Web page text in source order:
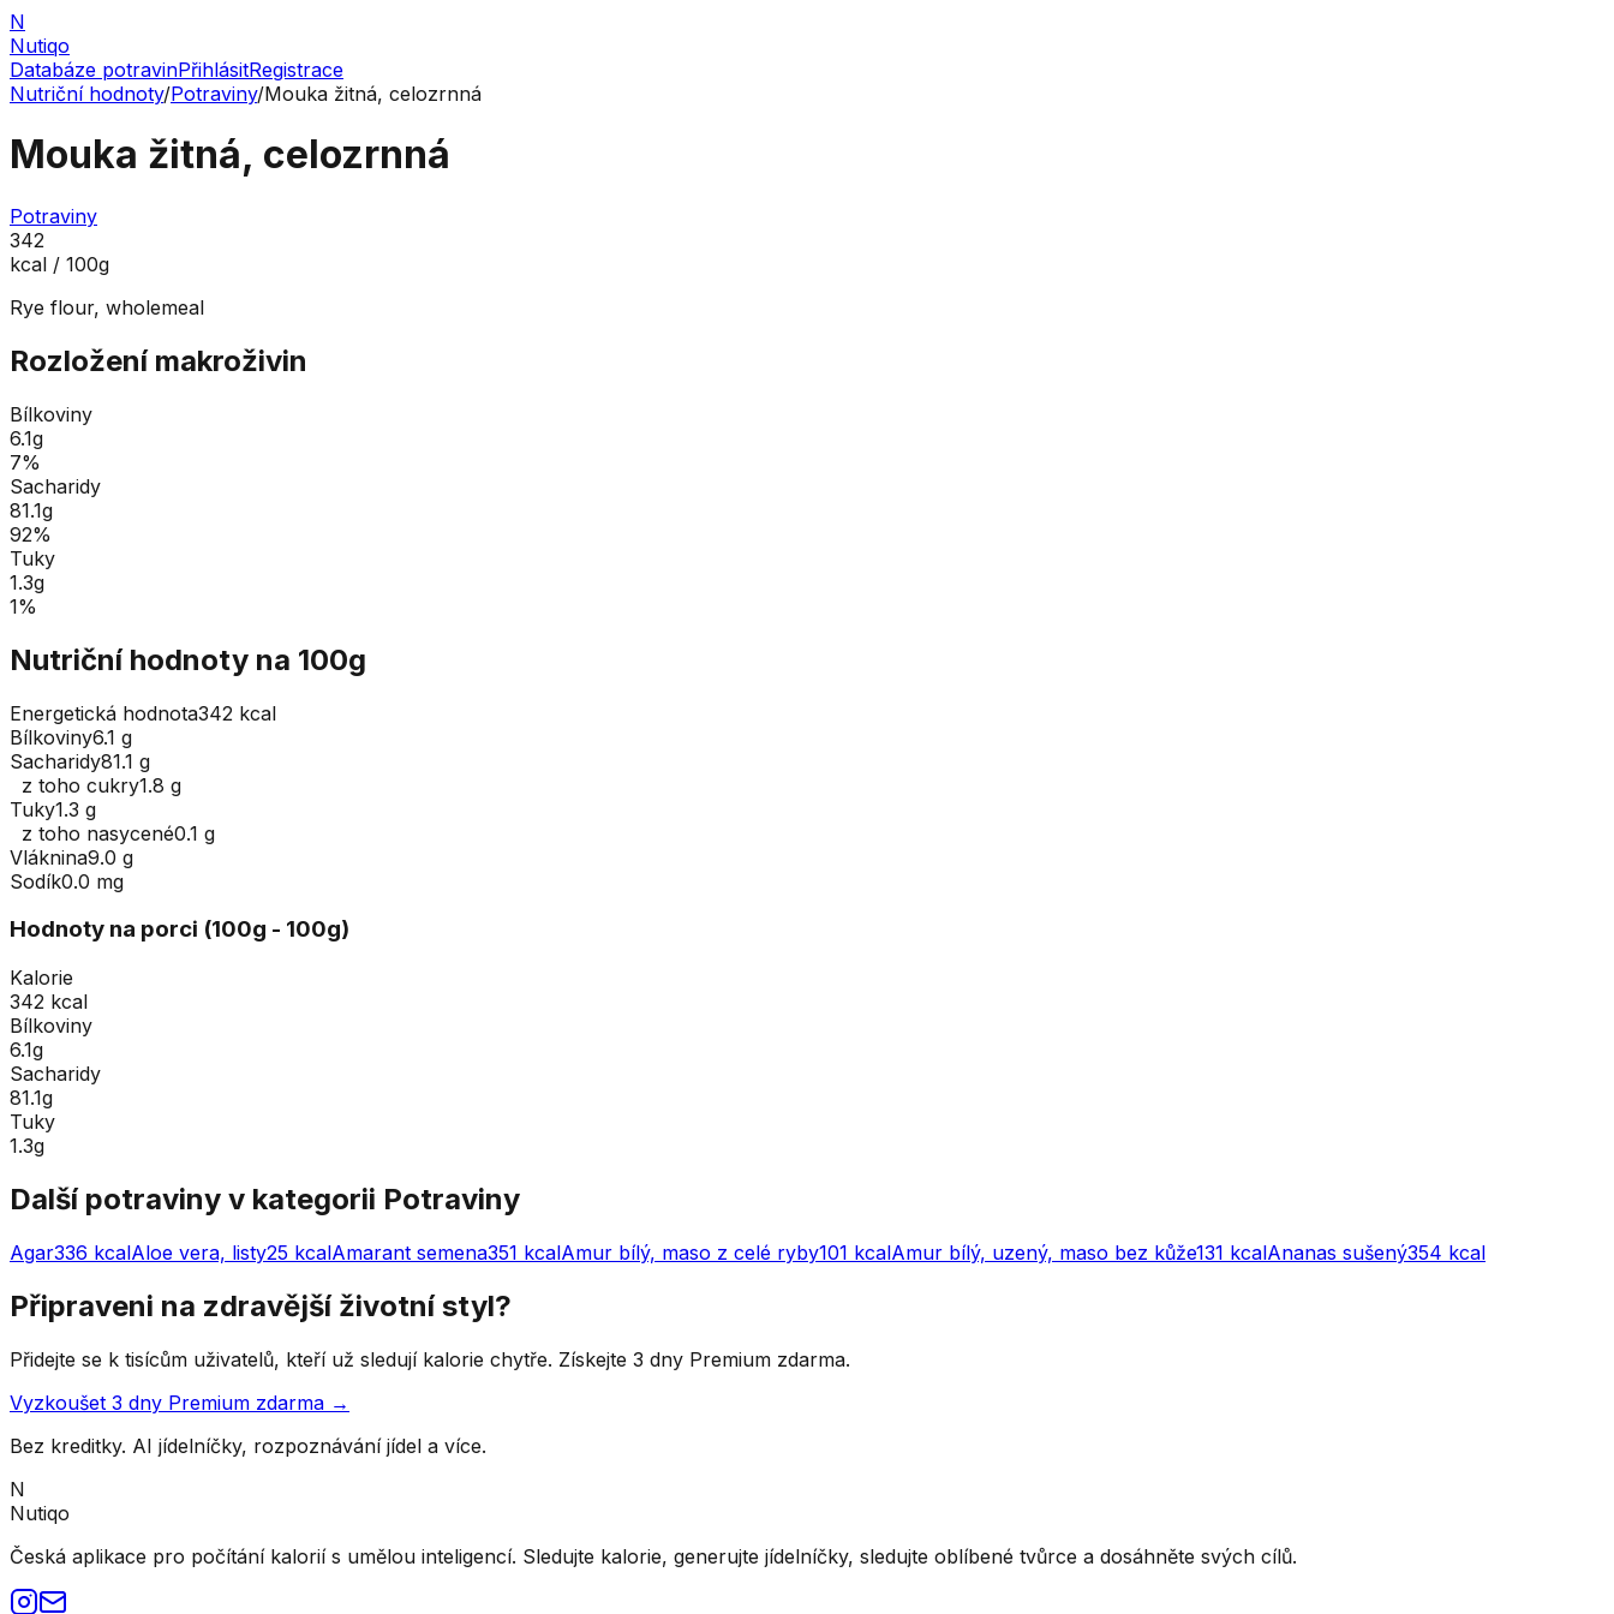
N
Nutiqo
Databáze potravinPřihlásitRegistrace
Nutriční hodnoty/Potraviny/Mouka žitná, celozrnná
Mouka žitná, celozrnná
Potraviny
342
kcal / 100g
Rye flour, wholemeal
Rozložení makroživin
Bílkoviny
6.1g
7%
Sacharidy
81.1g
92%
Tuky
1.3g
1%
Nutriční hodnoty na 100g
Energetická hodnota342 kcal
Bílkoviny6.1 g
Sacharidy81.1 g
z toho cukry1.8 g
Tuky1.3 g
z toho nasycené0.1 g
Vláknina9.0 g
Sodík0.0 mg
Hodnoty na porci (100g - 100g)
Kalorie
342 kcal
Bílkoviny
6.1g
Sacharidy
81.1g
Tuky
1.3g
Další potraviny v kategorii Potraviny
Agar336 kcalAloe vera, listy25 kcalAmarant semena351 kcalAmur bílý, maso z celé ryby101 kcalAmur bílý, uzený, maso bez kůže131 kcalAnanas sušený354 kcal
Připraveni na zdravější životní styl?
Přidejte se k tisícům uživatelů, kteří už sledují kalorie chytře. Získejte 3 dny Premium zdarma.
Vyzkoušet 3 dny Premium zdarma →
Bez kreditky. AI jídelníčky, rozpoznávání jídel a více.
N
Nutiqo
Česká aplikace pro počítání kalorií s umělou inteligencí. Sledujte kalorie, generujte jídelníčky, sledujte oblíbené tvůrce a dosáhněte svých cílů.